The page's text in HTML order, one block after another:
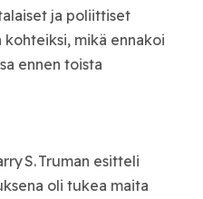
ja poliittiset
mikä ennakoi
ennen toista
S. Truman esitteli
oli tukea maita